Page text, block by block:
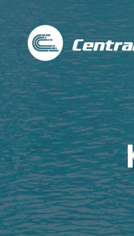
to
content